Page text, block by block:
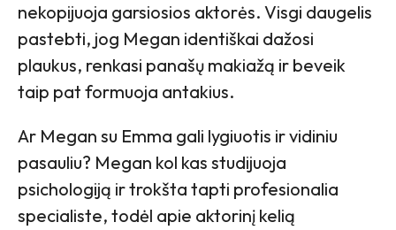
nekopijuoja garsiosios aktorės. Visgi daugelis
pastebti, jog Megan identiškai dažosi
plaukus, renkasi panašų makiažą ir beveik
taip pat formuoja antakius.
Ar Megan su Emma gali lygiuotis ir vidiniu
pasauliu? Megan kol kas studijuoja
psichologiją ir trokšta tapti profesionalia
specialiste, todėl apie aktorinį kelią